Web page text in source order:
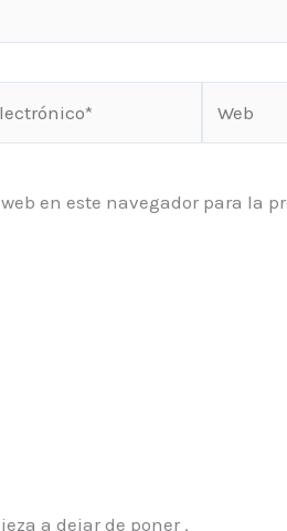
en este navegador para la
a dejar de poner .